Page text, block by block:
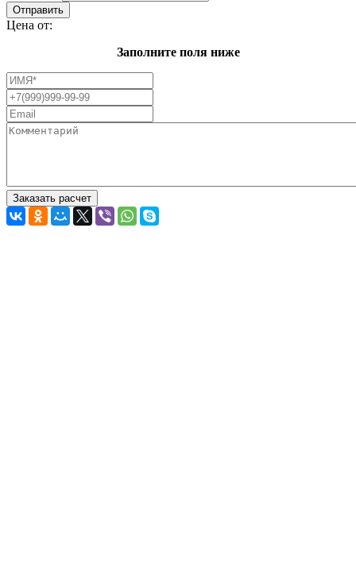
Цена от:
Заполните поля ниже